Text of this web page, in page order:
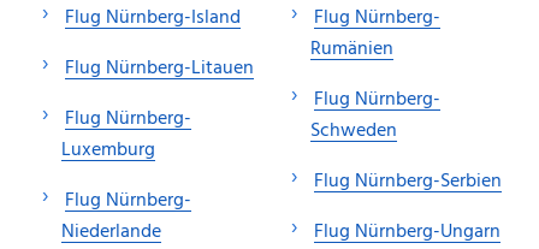
Flug Nürnberg-Island
Flug Nürnberg-Litauen
Flug Nürnberg-
Luxemburg
Flug Nürnberg-
Niederlande
Flug Nürnberg-
Rumänien
Flug Nürnberg-
Schweden
Flug Nürnberg-Serbien
Flug Nürnberg-Ungarn